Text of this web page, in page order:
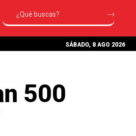
SÁBADO, 8 AGO 2026
500